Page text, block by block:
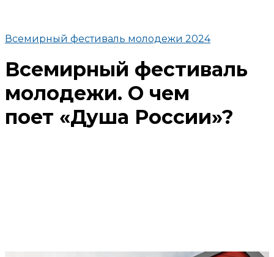
Всемирный фестиваль молодежи 2024
Всемирный фестиваль
молодежи. О чем
поет «Душа России»?